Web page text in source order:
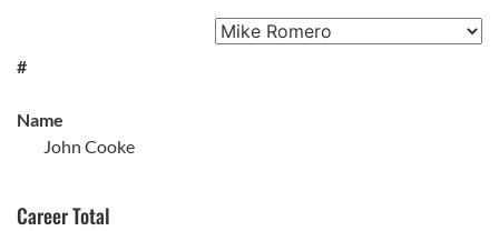
#
Name
John Cooke
Career Total